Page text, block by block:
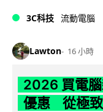
3C科技 流動電腦
Lawton 16 小時
2026 買電
優惠 從極致